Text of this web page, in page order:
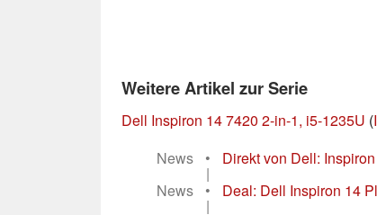
Weitere Artikel zur Serie
Dell Inspiron 14 7420 2-in-1, i5-1235U (
News
• Direkt von Dell:
|
News
• Deal: Dell Inspiron 14
|